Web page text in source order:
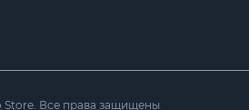
Store. Все права защищены